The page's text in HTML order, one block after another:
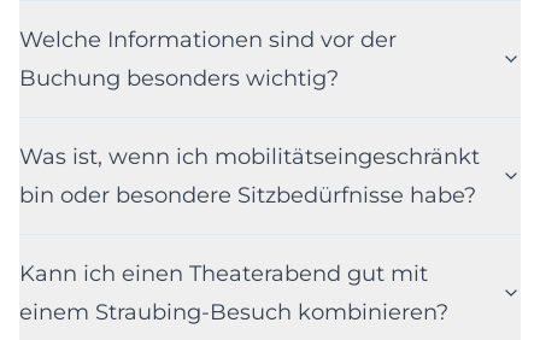
Welche Informationen sind vor der
Buchung besonders wichtig?
Was ist, wenn ich mobilitätseingeschränkt
bin oder besondere Sitzbedürfnisse habe?
Kann ich einen Theaterabend gut mit
einem Straubing-Besuch kombinieren?